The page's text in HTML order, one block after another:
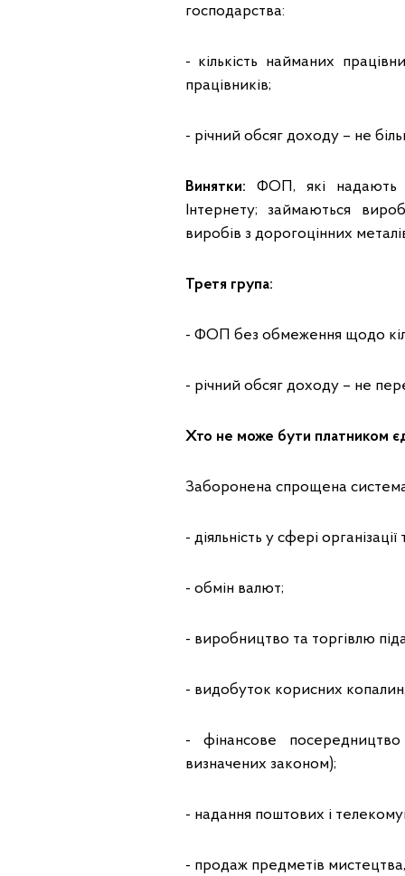
господарства:
- кількість найманих
працівників;
- річний обсяг доходу – не
Винятки: ФОП, які надають
Інтернету; займаються
виробів з дорогоцінних
Третя група:
- ФОП без обмеження щодо
- річний обсяг доходу – не
Хто не може бути платником
Заборонена спрощена
- діяльність у сфері
- обмін валют;
- виробництво та торгівлю
- видобуток корисних копалин,
- фінансове
визначених законом);
- надання поштових і
- продаж предметів мистецтва,